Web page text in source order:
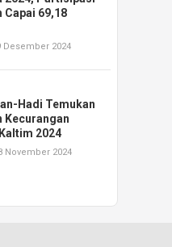
Capai 69,18
Desember 2024
Hadi Temukan
Kecurangan
2024
November 2024